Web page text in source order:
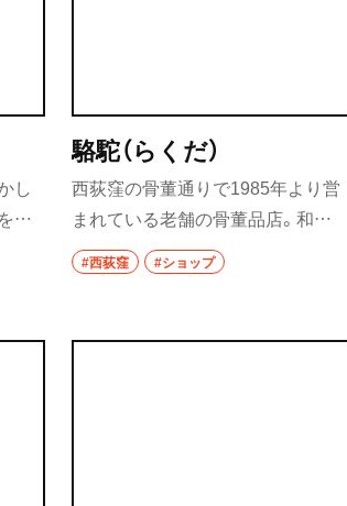
し
揃
し
駱駝（らくだ）
西荻窪の骨董通りで1985年より営
まれている老舗の骨董品店。和家
具の修繕だけでなく、模様入りすり
ガラスの復刻や建具の製作、民家・
#西荻窪 #ショップ